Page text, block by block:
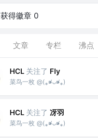
获得徽章 0
文章 专栏 沸点
HCL 关注了 Fly
菜鸟一枚 @(⁎⁍̴̛ᴗ⁍̴̛⁎)
HCL 关注了 冴羽
菜鸟一枚 @(⁎⁍̴̛ᴗ⁍̴̛⁎)